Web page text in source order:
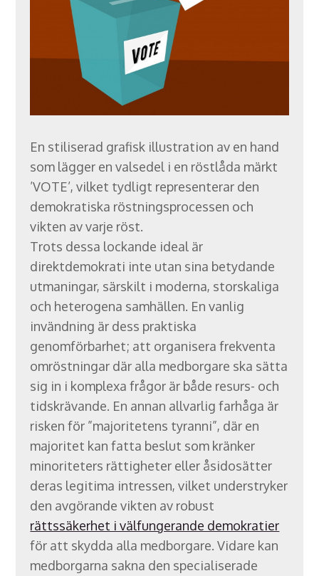
En stiliserad grafisk illustration av en hand
som lägger en valsedel i en röstlåda märkt
’VOTE’, vilket tydligt representerar den
demokratiska röstningsprocessen och
vikten av varje röst.
Trots dessa lockande ideal är
direktdemokrati inte utan sina betydande
utmaningar, särskilt i moderna, storskaliga
och heterogena samhällen. En vanlig
invändning är dess praktiska
genomförbarhet; att organisera frekventa
omröstningar där alla medborgare ska sätta
sig in i komplexa frågor är både resurs- och
tidskrävande. En annan allvarlig farhåga är
risken för ”majoritetens tyranni”, där en
majoritet kan fatta beslut som kränker
minoriteters rättigheter eller åsidosätter
deras legitima intressen, vilket understryker
den avgörande vikten av robust
rättssäkerhet i välfungerande demokratier
för att skydda alla medborgare. Vidare kan
medborgarna sakna den specialiserade